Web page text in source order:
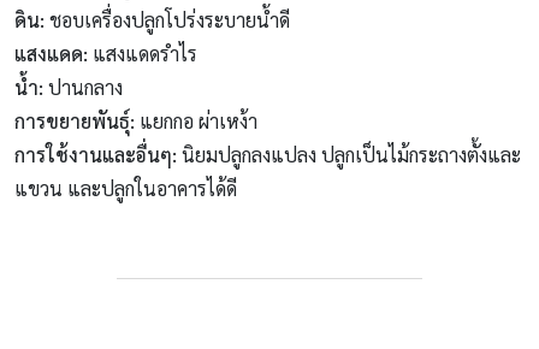
ดิน: ชอบเครื่องปลูกโปร่งระบายน้ำดี
แสงแดด: แสงแดดรำไร
น้ำ: ปานกลาง
การขยายพันธุ์: แยกกอ ผ่าเหง้า
การใช้งานและอื่นๆ: นิยมปลูกลงแปลง ปลูกเป็นไม้กระถางตั้งและ
แขวน และปลูกในอาคารได้ดี